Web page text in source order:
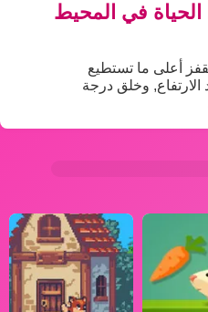
الحياة في المحيط
أعلى ما تستطيع
الارتفاع, وخلق درجة